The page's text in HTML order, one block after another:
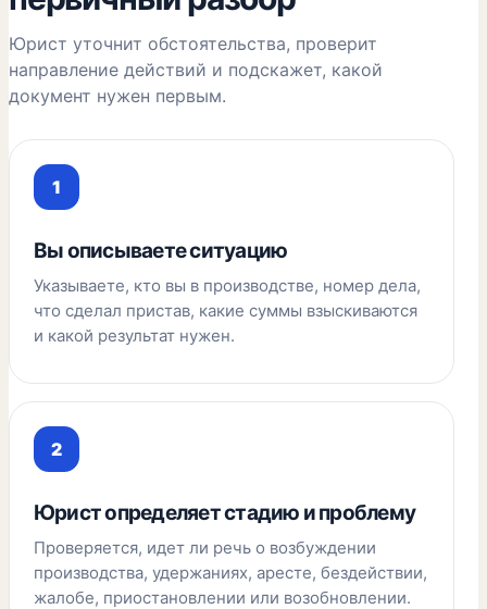
Юрист уточнит обстоятельства, проверит
направление действий и подскажет, какой
документ нужен первым.
Вы описываете ситуацию
Указываете, кто вы в производстве, номер дела,
что сделал пристав, какие суммы взыскиваются
и какой результат нужен.
Юрист определяет стадию и проблему
Проверяется, идет ли речь о возбуждении
производства, удержаниях, аресте, бездействии,
жалобе, приостановлении или возобновлении.